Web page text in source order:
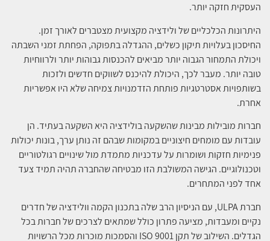
העסקית חזקה יותר.
היתרונות הכלכליים של ולידציה מקצועית מצטברים לאורך זמן.
החיסכון בעלויות תיקון כשלים, ההגדלה בתפוקה, הפחתת זמני השבתה
ויכולת התמחור הגבוה יותר מביאים להכנסות גבוהות יותר ולרווחיות
טובה יותר. מעבר לכך, היכולת להיכנס לשווקים חדשים ולזכות
בשותפויות אסטרטגיות פותחת הזדמנויות צמיחה שלא היו אפשריות
אחרת.
חברות מובילות מבינות שהשקעה בולידציה היא השקעה בעתיד. הן
עובדות עם מומחים חיצוניים במקומות שבהם זה נותן ערך, בונות יכולות
פנימיות חזקות ושומרות על עדכניות מתמדת מול שינויים רגולטוריים
וטכנולוגיים. הגישה המשולבת הזו מבטיחה שהחברה תהיה תמיד צעד
אחד לפני המתחרים.
חברת ULPA, עם הניסיון הרב שלה בתכנון הקמה וולידציה של חדרים
נקיים ומעבדות, מציעה פתרון כולל שמתאים לצרכים של חברות בכל
הגדלים. השילוב של תקן ISO 9001 והסמכות מוכרות מכל הרשויות